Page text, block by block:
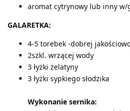
aromat cytrynowy lub inny w/
GALARETKA:
4-5 torebek -dobrej
2szkl. wrzącej wody
3 łyżki żelatyny
3 łyżki sypkiego słodzika
Wykonanie sernika: